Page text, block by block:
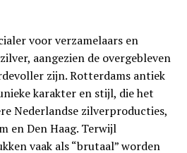
voor verzamelaars en
aangezien de overgebleven
zijn. Rotterdams antiek
karakter en stijl, die het
Nederlandse zilverproducties,
en Den Haag. Terwijl
vaak als “brutaal” worden